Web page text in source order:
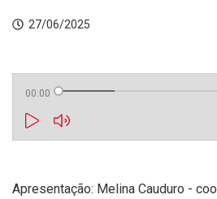
27/06/2025
00:00
Apresentação: Melina Cauduro -